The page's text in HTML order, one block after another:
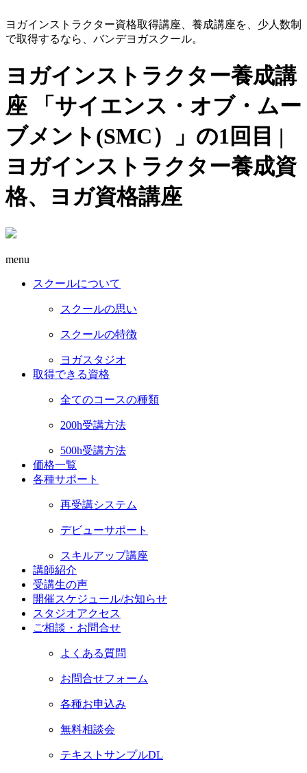
ヨガインストラクター資格取得講座、養成講座を、少人数制
で取得するなら、バンデヨガスクール。
ヨガインストラクター養成講
座 「サイエンス・オブ・ムー
ブメント(SMC）」の1回目 |
ヨガインストラクター養成資
格、ヨガ資格講座
menu
スクールについて
スクールの思い
スクールの特徴
ヨガスタジオ
取得できる資格
全てのコースの種類
200h受講方法
500h受講方法
価格一覧
各種サポート
再受講システム
デビューサポート
スキルアップ講座
講師紹介
受講生の声
開催スケジュール/お知らせ
スタジオアクセス
ご相談・お問合せ
よくある質問
お問合せフォーム
各種お申込み
無料相談会
テキストサンプルDL